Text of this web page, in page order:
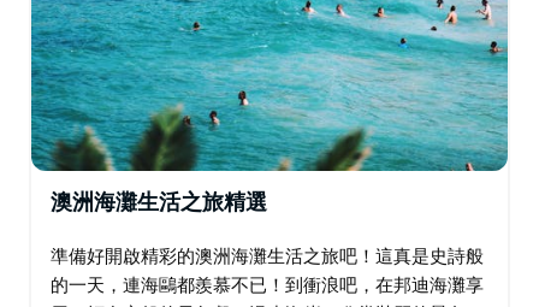
澳洲海灘生活之旅精選
準備好開啟精彩的澳洲海灘生活之旅吧！這真是史詩般
的一天，連海鷗都羨慕不已！到衝浪吧，在邦迪海灘享